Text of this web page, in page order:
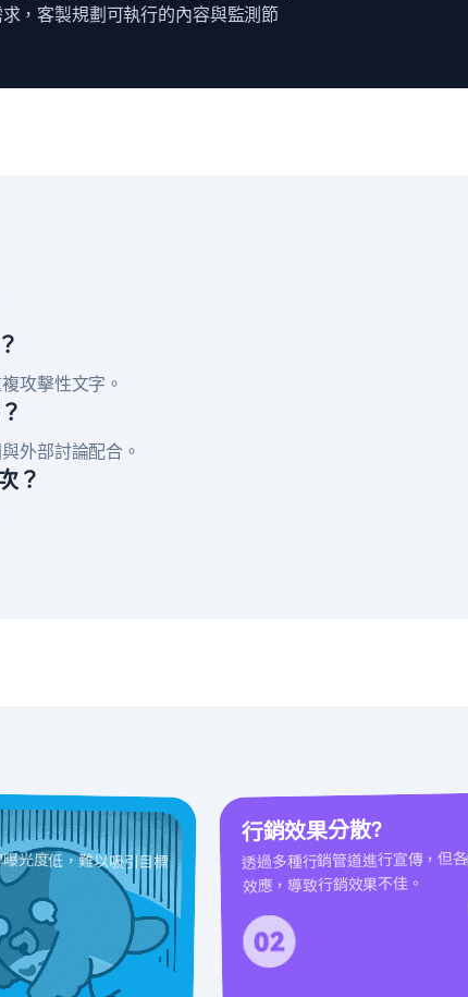
，客製規劃可執行的內容與監測節
攻擊性文字。
外部討論配合。
？
光度低，難以吸引目標
行銷效果分散?
透過多種行銷管道進行宣傳，但
效應，導致行銷效果不佳。